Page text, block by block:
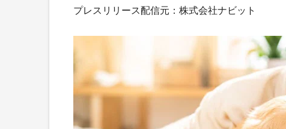
プレスリリース配信元：株式会社ナビット